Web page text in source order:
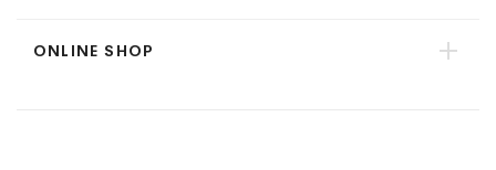
ONLINE SHOP